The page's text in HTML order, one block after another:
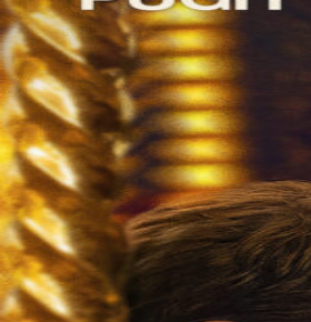
Releaselijst
Over KFD